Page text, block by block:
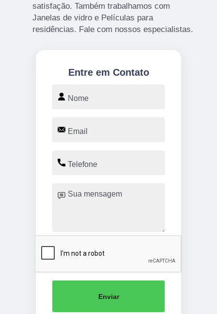
satisfação. Também trabalhamos com
Janelas de vidro e Películas para
residências. Fale com nossos especialistas.
Entre em Contato
Enviar